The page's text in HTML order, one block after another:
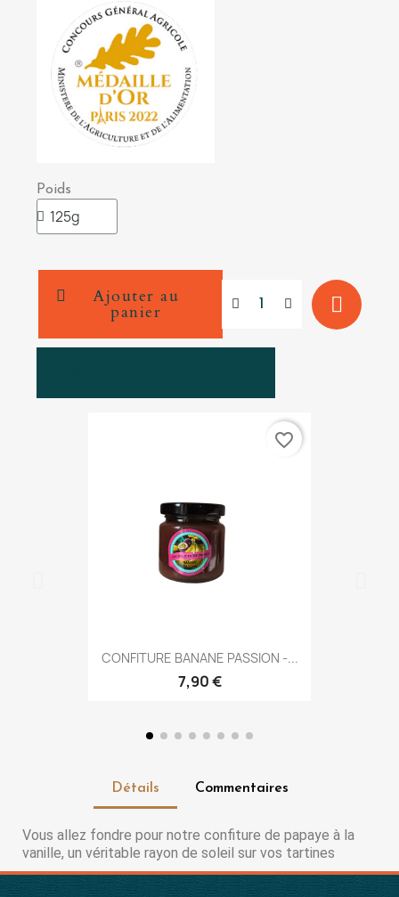
Poids
Ajouter au
panier
CONFITURE BANANE PASSION -...
7,90 €
favorite_border
Détails Commentaires
Vous allez fondre pour notre confiture de papaye à la
vanille, un véritable rayon de soleil sur vos tartines